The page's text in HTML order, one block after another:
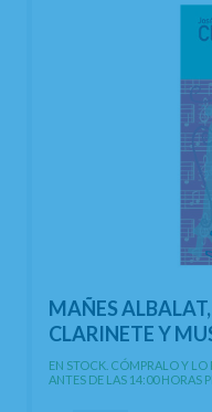
MAÑES
CLARINETE Y
EN STOCK. CÓMPRALO Y
ANTES DE LAS 14:00 HORAS